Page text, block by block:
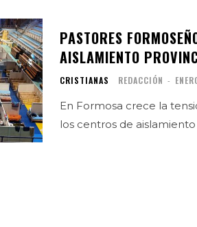
PASTORES
AISLAMIENTO
CRISTIANAS REDACCIÓN -
En Formosa crece la
los centros de aislamiento